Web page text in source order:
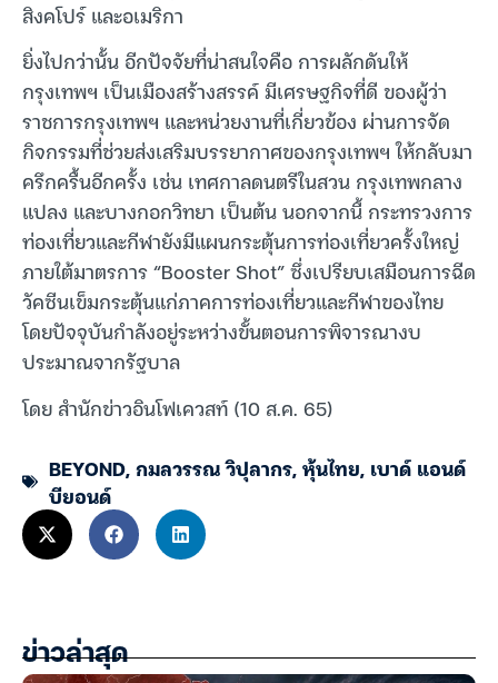
สิงคโปร์ และอเมริกา
ยิ่งไปกว่านั้น อีกปัจจัยที่น่าสนใจคือ การผลักดันให้
กรุงเทพฯ เป็นเมืองสร้างสรรค์ มีเศรษฐกิจที่ดี ของผู้ว่า
ราชการกรุงเทพฯ และหน่วยงานที่เกี่ยวข้อง ผ่านการจัด
กิจกรรมที่ช่วยส่งเสริมบรรยากาศของกรุงเทพฯ ให้กลับมา
ครึกครื้นอีกครั้ง เช่น เทศกาลดนตรีในสวน กรุงเทพกลาง
แปลง และบางกอกวิทยา เป็นต้น นอกจากนี้ กระทรวงการ
ท่องเที่ยวและกีฬายังมีแผนกระตุ้นการท่องเที่ยวครั้งใหญ่
ภายใต้มาตรการ “Booster Shot” ซึ่งเปรียบเสมือนการฉีด
วัคซีนเข็มกระตุ้นแก่ภาคการท่องเที่ยวและกีฬาของไทย
โดยปัจจุบันกำลังอยู่ระหว่างขั้นตอนการพิจารณางบ
ประมาณจากรัฐบาล
โดย สำนักข่าวอินโฟเควสท์ (10 ส.ค. 65)
BEYOND,กมลวรรณ วิปุลากร,หุ้นไทย, เบาด์ แอนด์
บียอนด์
ข่าวล่าสุด